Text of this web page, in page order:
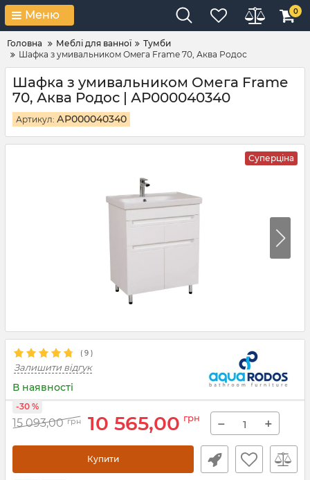
Меню 0
Головна Меблі для ванної
Тумби
Шафка з умивальником Омега Frame 70, Аква Родос
Шафка з умивальником Омега Frame
70, Аква Родос | АР000040340
Артикул: АР000040340
Суперціна
( 9 )
Залишити відгук
В наявності
15 093,00 грн 10 565,00 грн
-30 %
− +
Купити